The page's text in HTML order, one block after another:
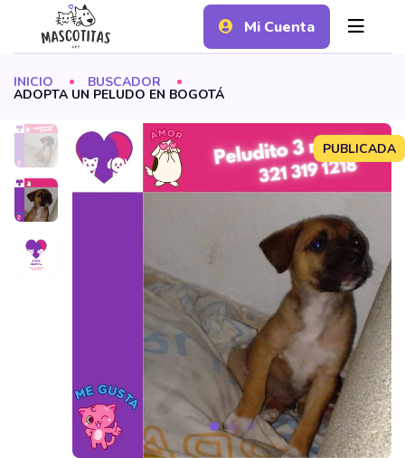
Mi Cuenta
INICIO BUSCADOR
ADOPTA UN PELUDO EN BOGOTÁ
PUBLICADA